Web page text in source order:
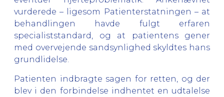
vurderede – ligesom Patienterstatningen – at
behandlingen havde fulgt erfaren
specialiststandard, og at patientens gener
med overvejende sandsynlighed skyldtes hans
grundlidelse.
Patienten indbragte sagen for retten, og der
blev i den forbindelse indhentet en udtalelse